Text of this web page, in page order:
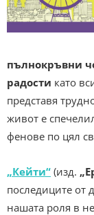
пълнокръвни
радости като
представя
живот е
фенове по цял
„Кейти“ (изд.
последиците от
нашата роля в